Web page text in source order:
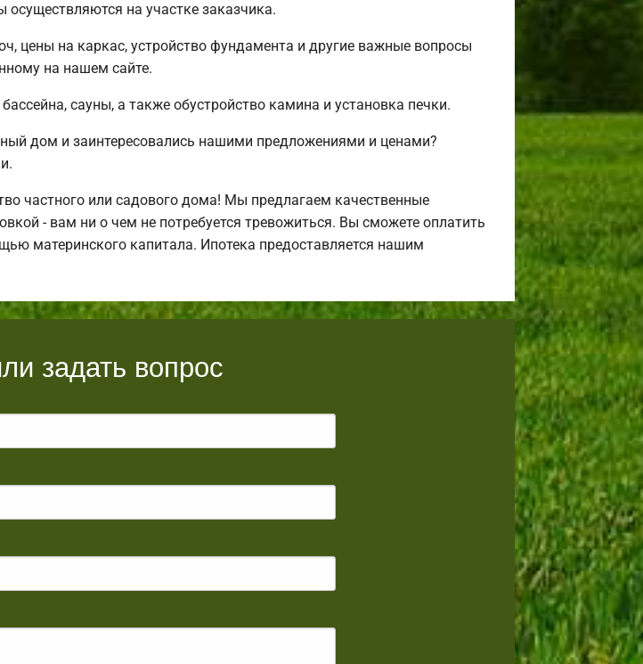
на участке заказчика.
цены на каркас, устройство фундамента и другие важные вопросы
на нашем сайте.
сауны, а также обустройство камина и установка печки.
дом и заинтересовались нашими предложениями и ценами?
частного или садового дома! Мы предлагаем качественные
- вам ни о чем не потребуется тревожиться. Вы сможете оплатить
материнского капитала. Ипотека предоставляется нашим
задать вопрос